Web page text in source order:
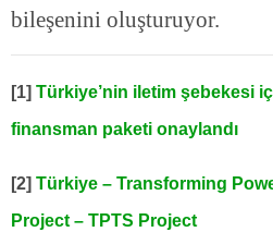
bileşenini oluşturuyor.
[1] Türkiye’nin iletim şebekesi
finansman paketi onaylandı
[2] Türkiye – Transforming
Project – TPTS Project